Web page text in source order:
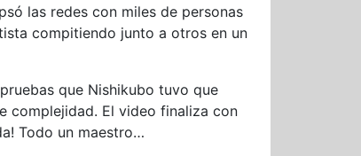
las redes con miles de personas
compitiendo junto a otros en un
que Nishikubo tuvo que
complejidad. El video finaliza con
Todo un maestro…